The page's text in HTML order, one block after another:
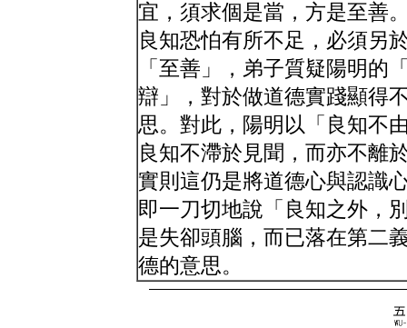
宜，須求個是當，方是至善
良知恐怕有所不足，必須另
「至善」，弟子質疑陽明的
辯」，對於做道德實踐顯得
思。對此，陽明以「良知不
良知不滯於見聞，而亦不離
實則這仍是將道德心與認識
即一刀切地說「良知之外，
是失卻頭腦，而已落在第二
德的意思。